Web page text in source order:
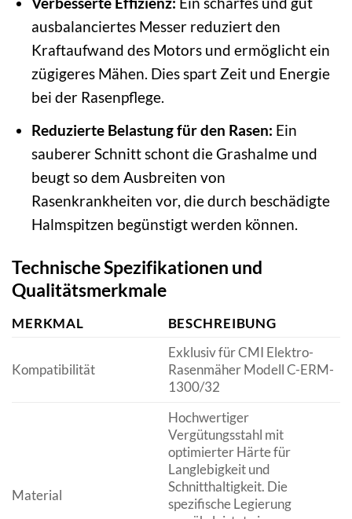
ausbalanciertes Messer reduziert den
Kraftaufwand des Motors und ermöglicht ein
zügigeres Mähen. Dies spart Zeit und Energie
bei der Rasenpflege.
Reduzierte Belastung für den Rasen: Ein
sauberer Schnitt schont die Grashalme und
beugt so dem Ausbreiten von
Rasenkrankheiten vor, die durch beschädigte
Halmspitzen begünstigt werden können.
Technische Spezifikationen und
Qualitätsmerkmale
MERKMAL BESCHREIBUNG
Kompatibilität
Exklusiv für CMI Elektro-
Rasenmäher Modell C-ERM-
1300/32
Material
Hochwertiger
Vergütungsstahl mit
optimierter Härte für
Langlebigkeit und
Schnitthaltigkeit. Die
spezifische Legierung